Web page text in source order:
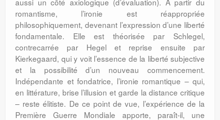
romantisme, l’ironie est réappropriée
philosophiquement, devenant l’expression d’une liberté
fondamentale. Elle est théorisée par Schlegel,
contrecarrée par Hegel et reprise ensuite par
Kierkegaard, qui y voit l’essence de la liberté subjective
et la possibilité d’un nouveau commencement.
Indépendante et fondatrice, l’ironie romantique – qui,
en littérature, brise l’illusion et garde la distance critique
– reste élitiste. De ce point de vue, l’expérience de la
Première Guerre Mondiale apporte, paraît-il, une